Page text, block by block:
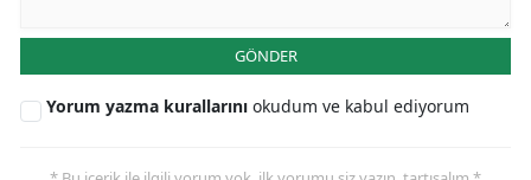
GÖNDER
Yorum yazma kurallarını okudum ve kabul ediyorum